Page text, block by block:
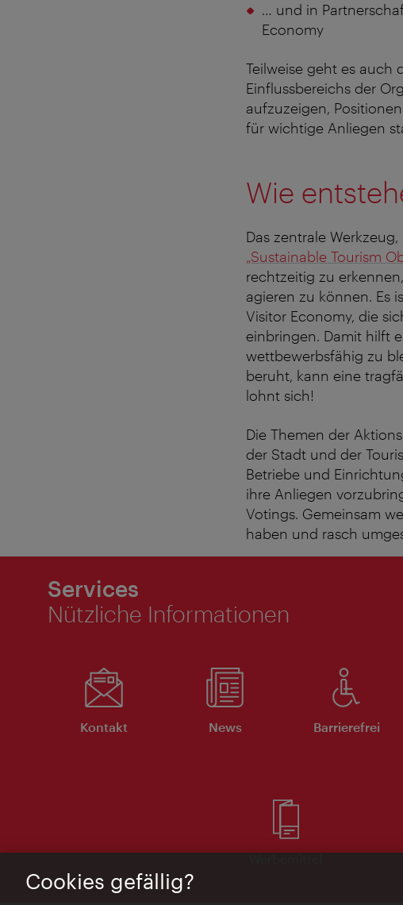
… und in
Economy
Teilweise geht es auch
Einflussbereichs der
aufzuzeigen,
für wichtige Anliegen
Wie
Das zentrale
„Sustainable Tourism
rechtzeitig zu
agieren zu können. Es
Visitor Economy, die
einbringen. Damit hilft
wettbewerbsfähig zu
beruht, kann eine
lohnt sich!
Die Themen der
der Stadt und der
Betriebe und
ihre Anliegen
Votings. Gemeinsam
haben und rasch
Services
Nützliche Informationen
Kontakt News Barrierefrei
Cookies gefällig?